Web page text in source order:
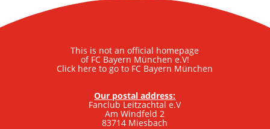
This is not an official homepage
of FC Bayern München e.V!
Click here to go to FC Bayern München
Our postal address:
Fanclub Leitzachtal e.V
Am Windfeld 2
83714 Miesbach